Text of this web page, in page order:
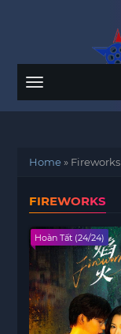
Menu
Home» Fireworks
FIREWORKS
Hoàn Tất (24/24)